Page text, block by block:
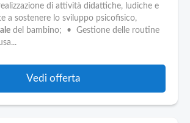
di attività didattiche, ludiche e
a sostenere lo sviluppo psicofisico,
del bambino; • Gestione delle routine
Vedi offerta